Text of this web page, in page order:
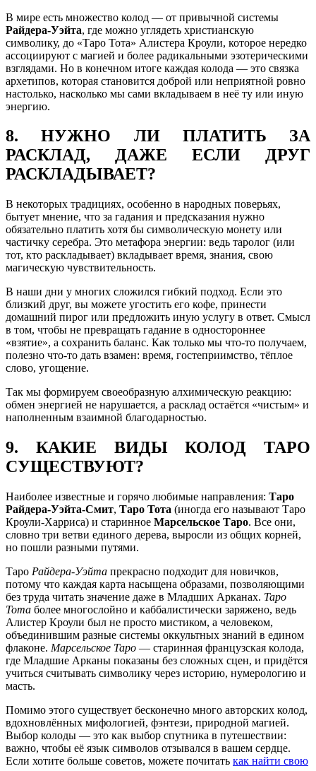
В мире есть множество колод — от привычной системы
Райдера-Уэйта, где можно углядеть христианскую
символику, до «Таро Тота» Алистера Кроули, которое нередко
ассоциируют с магией и более радикальными эзотерическими
взглядами. Но в конечном итоге каждая колода — это связка
архетипов, которая становится доброй или неприятной ровно
настолько, насколько мы сами вкладываем в неё ту или иную
энергию.
8. НУЖНО ЛИ ПЛАТИТЬ ЗА
РАСКЛАД, ДАЖЕ ЕСЛИ ДРУГ
РАСКЛАДЫВАЕТ?
В некоторых традициях, особенно в народных поверьях,
бытует мнение, что за гадания и предсказания нужно
обязательно платить хотя бы символическую монету или
частичку серебра. Это метафора энергии: ведь таролог (или
тот, кто раскладывает) вкладывает время, знания, свою
магическую чувствительность.
В наши дни у многих сложился гибкий подход. Если это
близкий друг, вы можете угостить его кофе, принести
домашний пирог или предложить иную услугу в ответ. Смысл
в том, чтобы не превращать гадание в одностороннее
«взятие», а сохранить баланс. Как только мы что-то получаем,
полезно что-то дать взамен: время, гостеприимство, тёплое
слово, угощение.
Так мы формируем своеобразную алхимическую реакцию:
обмен энергией не нарушается, а расклад остаётся «чистым» и
наполненным взаимной благодарностью.
9. КАКИЕ ВИДЫ КОЛОД ТАРО
СУЩЕСТВУЮТ?
Наиболее известные и горячо любимые направления: Таро
Райдера-Уэйта-Смит, Таро Тота (иногда его называют Таро
Кроули-Харриса) и старинное Марсельское Таро. Все они,
словно три ветви единого дерева, выросли из общих корней,
но пошли разными путями.
Таро Райдера-Уэйта прекрасно подходит для новичков,
потому что каждая карта насыщена образами, позволяющими
без труда читать значение даже в Младших Арканах. Таро
Тота более многослойно и каббалистически заряжено, ведь
Алистер Кроули был не просто мистиком, а человеком,
объединившим разные системы оккультных знаний в едином
флаконе. Марсельское Таро — старинная французская колода,
где Младшие Арканы показаны без сложных сцен, и придётся
учиться считывать символику через историю, нумерологию и
масть.
Помимо этого существует бесконечно много авторских колод,
вдохновлённых мифологией, фэнтези, природной магией.
Выбор колоды — это как выбор спутника в путешествии:
важно, чтобы её язык символов отзывался в вашем сердце.
Если хотите больше советов, можете почитать как найти свою